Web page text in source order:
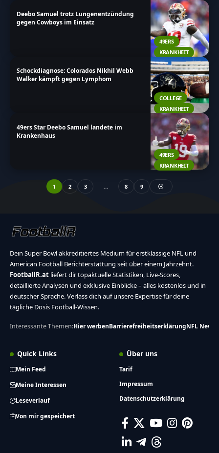
49ERS
KRANKHEIT
Deebo Samuel trotz Lungenentzündung
gegen Cowboys im Einsatz
COLLEGE
KRANKHEIT
Schockdiagnose: Colorados Nikhil Webb
Walker kämpft gegen Lymphom
49ERS
KRANKHEIT
49ers Star Deebo Samuel landete im
Krankenhaus
1 2 3 … 8 9
Dein Super Bowl akkreditiertes Medium für erstklassige NFL und
American Football Berichterstattung seit über einem Jahrzehnt.
FootballR.at liefert dir topaktuelle Statistiken, Live-Scores,
detaillierte Analysen und exklusive Einblicke – alles kostenlos und in
deutscher Sprache. Verlass dich auf unsere Expertise für deine
tägliche Dosis Football-Wissen.
Interessante Themen:Hier werbenBarrierefreiheitserklärungNFL News
Quick Links
Mein Feed
Meine Interessen
Leseverlauf
Von mir gespeichert
Über uns
Tarif
Impressum
Datenschutzerklärung